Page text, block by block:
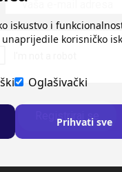
Registriraj se
iskustvo i
korisničko
Oglašivački
Prihvati sve